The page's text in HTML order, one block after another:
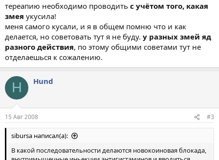
тереапию необходимо проводить с учётом того, какая
змея укусила!
меня самого кусали, и я в общем помню что и как
делается, но советовать тут я не буду. у разных змей яд
разного действия, по этому общими советами тут не
отделаешься к сожалению.
H Hund
15 Авг 2008 #3
sibursa написал(а):
В какой последовательности делаются новокоиновая блокада,